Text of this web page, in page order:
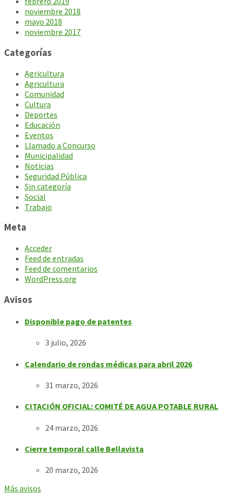
noviembre 2018
mayo 2018
noviembre 2017
Categorías
Agricultura
Agricultura
Comunidad
Cultura
Deportes
Educación
Eventos
Llamado a Concurso
Municipalidad
Noticias
Seguridad Pública
Sin categoría
Social
Trabajo
Meta
Acceder
Feed de entradas
Feed de comentarios
WordPress.org
Avisos
Disponible pago de patentes
3 julio, 2026
Calendario de rondas médicas para abril 2026
31 marzo, 2026
CITACIÓN OFICIAL: COMITÉ DE AGUA POTABLE RURAL
24 marzo, 2026
Cierre temporal calle Bellavista
20 marzo, 2026
Más avisos